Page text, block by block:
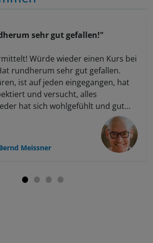
sehr gut gefallen!"
Würde wieder einen Kurs bei
rundherum sehr gut gefallen.
ist auf jeden eingegangen, hat
und versucht, alles
hat sich wohlgefühlt und gut
strukturiert, für Anfänger und
Meissner